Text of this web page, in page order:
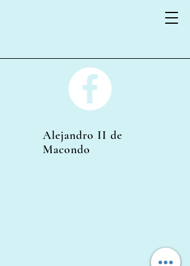
Alejandro II de
Macondo